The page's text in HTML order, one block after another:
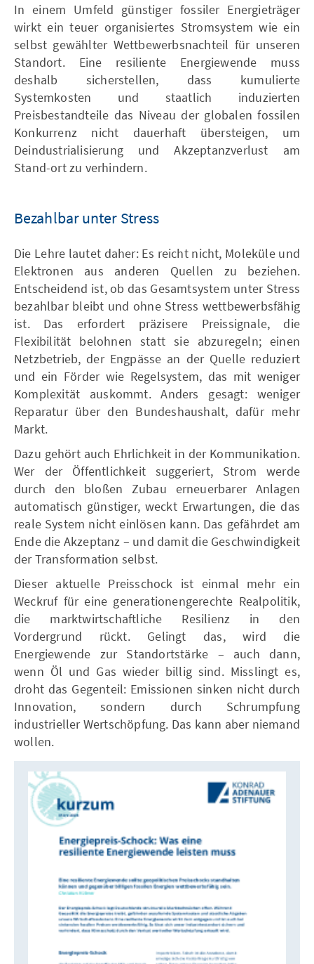
In einem Umfeld günstiger fossiler Energieträger
wirkt ein teuer organisiertes Stromsystem wie ein
selbst gewählter Wettbewerbsnachteil für unseren
Standort. Eine resiliente Energiewende muss
deshalb sicherstellen, dass kumulierte
Systemkosten und staatlich induzierten
Preisbestandteile das Niveau der globalen fossilen
Konkurrenz nicht dauerhaft übersteigen, um
Deindustrialisierung und Akzeptanzverlust am
Stand-ort zu verhindern.
Bezahlbar unter Stress
Die Lehre lautet daher: Es reicht nicht, Moleküle und
Elektronen aus anderen Quellen zu beziehen.
Entscheidend ist, ob das Gesamtsystem unter Stress
bezahlbar bleibt und ohne Stress wettbewerbsfähig
ist. Das erfordert präzisere Preissignale, die
Flexibilität belohnen statt sie abzuregeln; einen
Netzbetrieb, der Engpässe an der Quelle reduziert
und ein Förder wie Regelsystem, das mit weniger
Komplexität auskommt. Anders gesagt: weniger
Reparatur über den Bundeshaushalt, dafür mehr
Markt.
Dazu gehört auch Ehrlichkeit in der Kommunikation.
Wer der Öffentlichkeit suggeriert, Strom werde
durch den bloßen Zubau erneuerbarer Anlagen
automatisch günstiger, weckt Erwartungen, die das
reale System nicht einlösen kann. Das gefährdet am
Ende die Akzeptanz – und damit die Geschwindigkeit
der Transformation selbst.
Dieser aktuelle Preisschock ist einmal mehr ein
Weckruf für eine generationengerechte Realpolitik,
die marktwirtschaftliche Resilienz in den
Vordergrund rückt. Gelingt das, wird die
Energiewende zur Standortstärke – auch dann,
wenn Öl und Gas wieder billig sind. Misslingt es,
droht das Gegenteil: Emissionen sinken nicht durch
Innovation, sondern durch Schrumpfung
industrieller Wertschöpfung. Das kann aber niemand
wollen.